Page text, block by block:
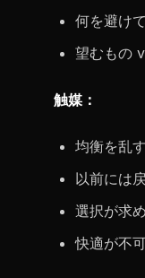
何を避け
望むもの
触媒：
均衡を乱
以前には
選択が求
快適が不